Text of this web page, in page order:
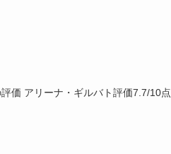
価 アリーナ・ギルバト評価7.7/10点